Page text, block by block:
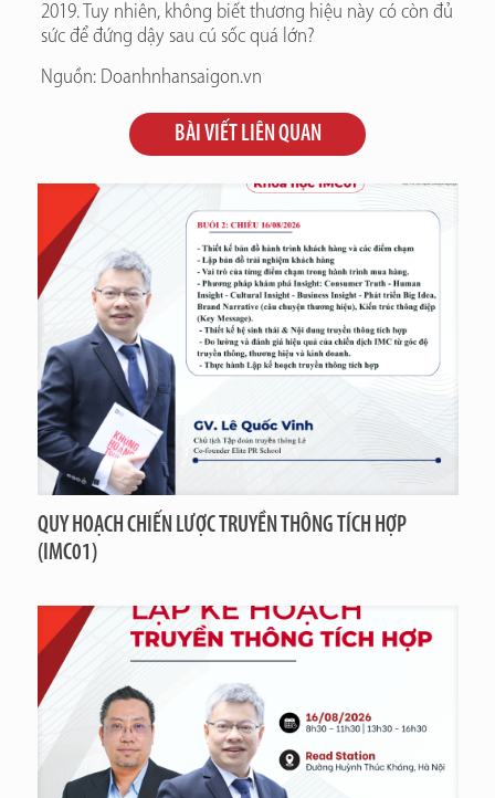
2019. Tuy nhiên, không biết thương hiệu này có còn đủ
sức để đứng dậy sau cú sốc quá lớn?
Nguồn: Doanhnhansaigon.vn
BÀI VIẾT LIÊN QUAN
QUY HOẠCH CHIẾN LƯỢC TRUYỀN THÔNG TÍCH HỢP
(IMC01)